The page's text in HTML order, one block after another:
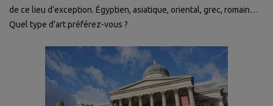
de ce lieu d’exception. Égyptien, asiatique, oriental, grec, romain…
Quel type d’art préférez-vous ?